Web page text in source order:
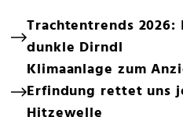
Trachtentrends
dunkle Dirndl
Klimaanlage zum
Erfindung rettet uns